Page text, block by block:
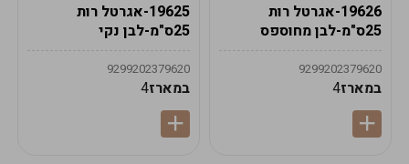
19626-אגרטל רות
25ס"מ-לבן מחוספס
9299202379620
במארז4
19625-אגרטל רות
25ס"מ-לבן נקי
9299202379620
במארז4